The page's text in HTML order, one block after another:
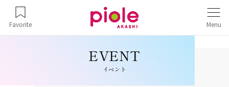
Favorite Menu
イベント